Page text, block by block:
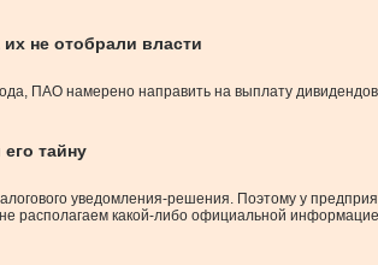
не отобрали власти
ПАО намерено направить на выплату
тайну
уведомления-решения. Поэтому у
какой-либо официальной